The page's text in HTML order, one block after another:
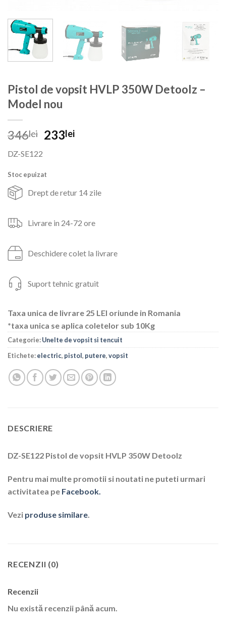
Pistol de vopsit HVLP 350W Detoolz –
Model nou
346lei Prețul
fost:
233leiPrețul
DZ-SE122
Stoc epuizat
Drept de retur 14 zile
Livrare in 24-72 ore
Deschidere colet la livrare
Suport tehnic gratuit
Taxa unica de livrare 25 LEI oriunde in Romania
*taxa unica se aplica coletelor sub 10Kg
Categorie:Unelte de vopsit si tencuit
Etichete:electric, pistol, putere,vopsit
DESCRIERE
DZ-SE122 Pistol de vopsit HVLP 350W Detoolz
Pentru mai multe promotii si noutati ne puteti urmari
activitatea pe Facebook.
Vezi produse similare.
RECENZII (0)
Recenzii
Nu există recenzii până acum.